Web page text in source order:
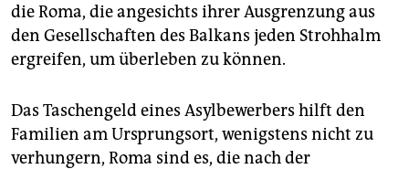
die Roma, die angesichts ihrer Ausgrenzung aus
den Gesellschaften des Balkans jeden Strohhalm
ergreifen, um überleben zu können.
Das Taschengeld eines Asylbewerbers hilft den
Familien am Ursprungsort, wenigstens nicht zu
verhungern, Roma sind es, die nach der